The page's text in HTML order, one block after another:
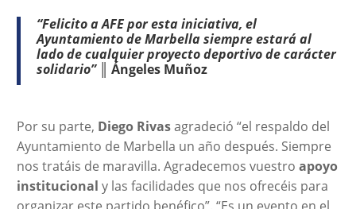
“Felicito a AFEpor esta iniciativa, el
Ayuntamiento de Marbella siempre estará al
lado de cualquier proyecto deportivo de carácter
solidario” ║
Ángeles Muñoz
Por su parte, Diego Rivasagradeció “el respaldo del
Ayuntamiento de Marbella un año después. Siempre
nos tratáis de maravilla. Agradecemos vuestro apoyo
institucional y las facilidades que nos ofrecéis para